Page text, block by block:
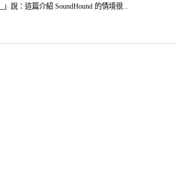
」說：這篇介紹 SoundHound 的情境很...